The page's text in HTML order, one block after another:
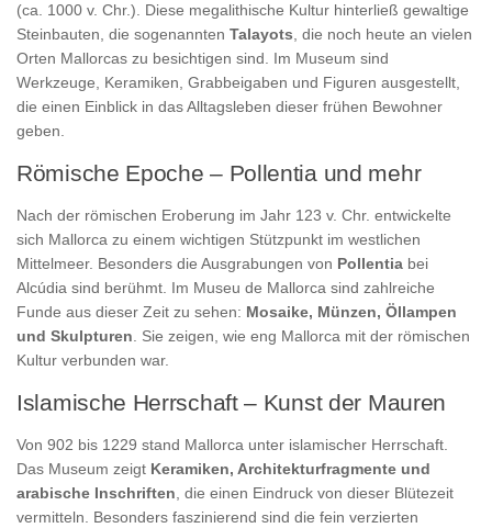
(ca. 1000 v. Chr.). Diese megalithische Kultur hinterließ gewaltige
Steinbauten, die sogenannten Talayots , die noch heute an vielen
Orten Mallorcas zu besichtigen sind. Im Museum sind
Werkzeuge, Keramiken, Grabbeigaben und Figuren ausgestellt,
die einen Einblick in das Alltagsleben dieser frühen Bewohner
geben.
Römische Epoche – Pollentia und mehr
Nach der römischen Eroberung im Jahr 123 v. Chr. entwickelte
sich Mallorca zu einem wichtigen Stützpunkt im westlichen
Mittelmeer. Besonders die Ausgrabungen von Pollentia bei
Alcúdia sind berühmt. Im Museu de Mallorca sind zahlreiche
Funde aus dieser Zeit zu sehen: Mosaike, Münzen, Öllampen
und Skulpturen . Sie zeigen, wie eng Mallorca mit der römischen
Kultur verbunden war.
Islamische Herrschaft – Kunst der Mauren
Von 902 bis 1229 stand Mallorca unter islamischer Herrschaft.
Das Museum zeigt Keramiken, Architekturfragmente und
arabische Inschriften, die einen Eindruck von dieser Blütezeit
vermitteln. Besonders faszinierend sind die fein verzierten